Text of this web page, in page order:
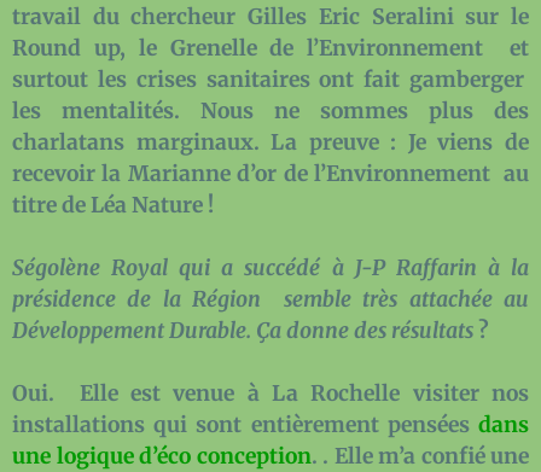
travail du chercheur Gilles Eric Seralini sur le
Round up, le Grenelle de l’Environnement et
surtout les crises sanitaires ont fait gamberger
les mentalités. Nous ne sommes plus des
charlatans marginaux. La preuve : Je viens de
recevoir la Marianne d’or de l’Environnement au
titre de Léa Nature !
Ségolène Royal qui a succédé à J-P Raffarin à la
présidence de la Région semble très attachée au
Développement Durable. Ça donne des résultats ?
Oui. Elle est venue à La Rochelle visiter nos
installations qui sont entièrement pensées dans
une logique d’éco conception. . Elle m’a confié une